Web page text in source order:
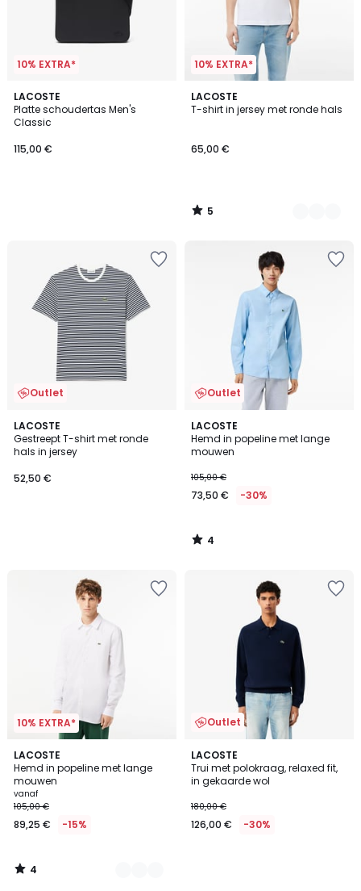
10% EXTRA*
LACOSTE
Platte schoudertas Men's
Classic
115,00 €
10% EXTRA*
LACOSTE
T-shirt in jersey met ronde hals
65,00 €
5
/
9
Kleuren
5
/
Outlet
LACOSTE
Gestreept T-shirt met ronde
hals in jersey
52,50 €
Outlet
LACOSTE
Hemd in popeline met lange
mouwen
105,00 €
73,50 € -30%
4
/
5
4
/
10% EXTRA*
LACOSTE
Hemd in popeline met lange
mouwen
vanaf
105,00 €
89,25 € -15%
4
/
5
2
Kleuren
4
/
Outlet
LACOSTE
Trui met polokraag, relaxed fit,
in gekaarde wol
180,00 €
126,00 € -30%